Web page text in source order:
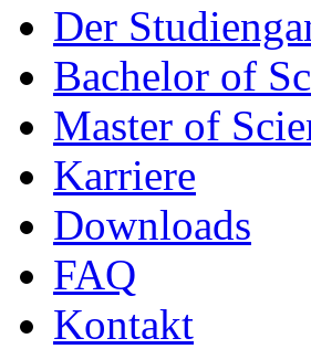
Der
Bachelor of
Master of
Karriere
Downloads
FAQ
Kontakt